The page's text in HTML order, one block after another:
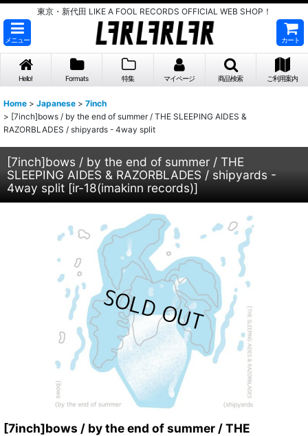
東京・新代田 LIKE A FOOL RECORDS OFFICIAL WEB SHOP！
メニュー カート
Hello! Formats 特集 マイページ 商品検索 ご利用案内
Home > Japanese > 7inch
> [7inch]bows / by the end of summer / THE SLEEPING AIDES &
RAZORBLADES / shipyards - 4way split
[7inch]bows / by the end of summer / THE
SLEEPING AIDES & RAZORBLADES / shipyards -
4way split [ir-18(imakinn records)]
[7inch]bows / by the end of summer / THE